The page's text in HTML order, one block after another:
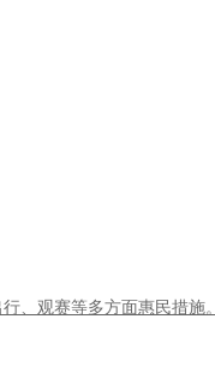
、观赛等多方面惠民措施。